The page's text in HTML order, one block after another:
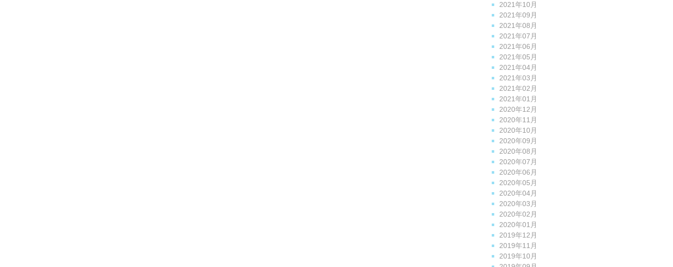
2021年10月
2021年09月
2021年08月
2021年07月
2021年06月
2021年05月
2021年04月
2021年03月
2021年02月
2021年01月
2020年12月
2020年11月
2020年10月
2020年09月
2020年08月
2020年07月
2020年06月
2020年05月
2020年04月
2020年03月
2020年02月
2020年01月
2019年12月
2019年11月
2019年10月